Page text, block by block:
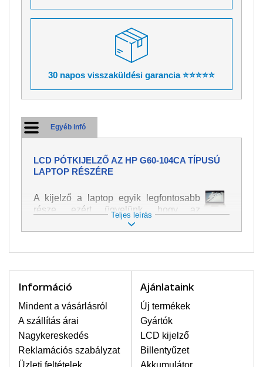
30 napos visszaküldési garancia ⭐⭐⭐⭐⭐
Egyéb infó
LCD PÓTKIJELZŐ AZ HP G60-104CA TÍPUSÚ
LAPTOP RÉSZÉRE
A kijelző a laptop egyik legfontosabb
része, ezért ügyelünk, hogy az
pótalkatrész a legjobb minőségű
legyen. A kép és szöveg különféle
laptoppal legnagyobb óvatossággal
bekövetkezett sérülések közé a
mechanikai sérüléseket lehet besorolni,
mint pl. széttört vagy megrepedt kijelző.
Továbbá még a függőleges csíkozást,
kijelző sötétségét, villogását vagy
egyenetlen fényességét.
Teljes leírás
Információ
Mindent a vásárlásról
A szállítás árai
Nagykereskedés
Reklamációs szabályzat
Üzleti feltételek
Ajánlataink
Új termékek
Gyártók
LCD kijelző
Billentyűzet
Akkumulátor